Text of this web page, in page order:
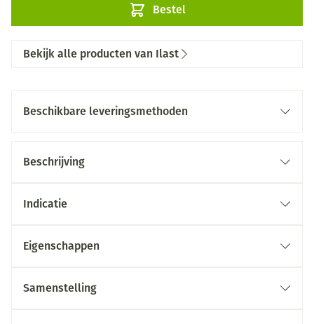
Bestel
Bekijk alle producten van Ilast
Beschikbare leveringsmethoden
Beschrijving
Indicatie
Eigenschappen
Samenstelling